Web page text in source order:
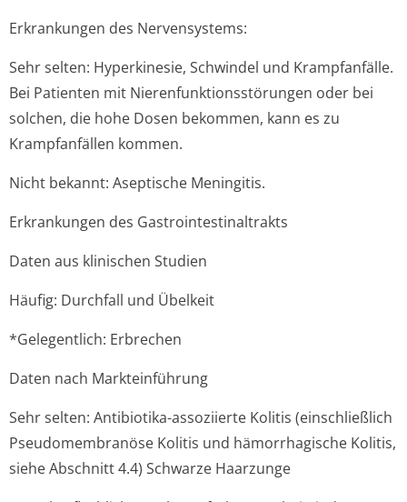
Erkrankungen des Nervensystems:
Sehr selten: Hyperkinesie, Schwindel und Krampfanfälle.
Bei Patienten mit Nierenfunktion­sstörungen oder bei
solchen, die hohe Dosen bekommen, kann es zu
Krampfanfällen kommen.
Nicht bekannt: Aseptische Meningitis.
Erkrankungen des Gastrointesti­naltrakts
Daten aus klinischen Studien
Häufig: Durchfall und Übelkeit
*Gelegentlich: Erbrechen
Daten nach Markteinführung
Sehr selten: Antibiotika-assoziierte Kolitis (einschließlich
Pseudomembranöse Kolitis und hämorrhagische Kolitis,
siehe Abschnitt 4.4) Schwarze Haarzunge